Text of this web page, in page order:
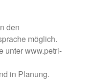
Feed
Feed
den
möglich.
unter www.petri-
in Planung.